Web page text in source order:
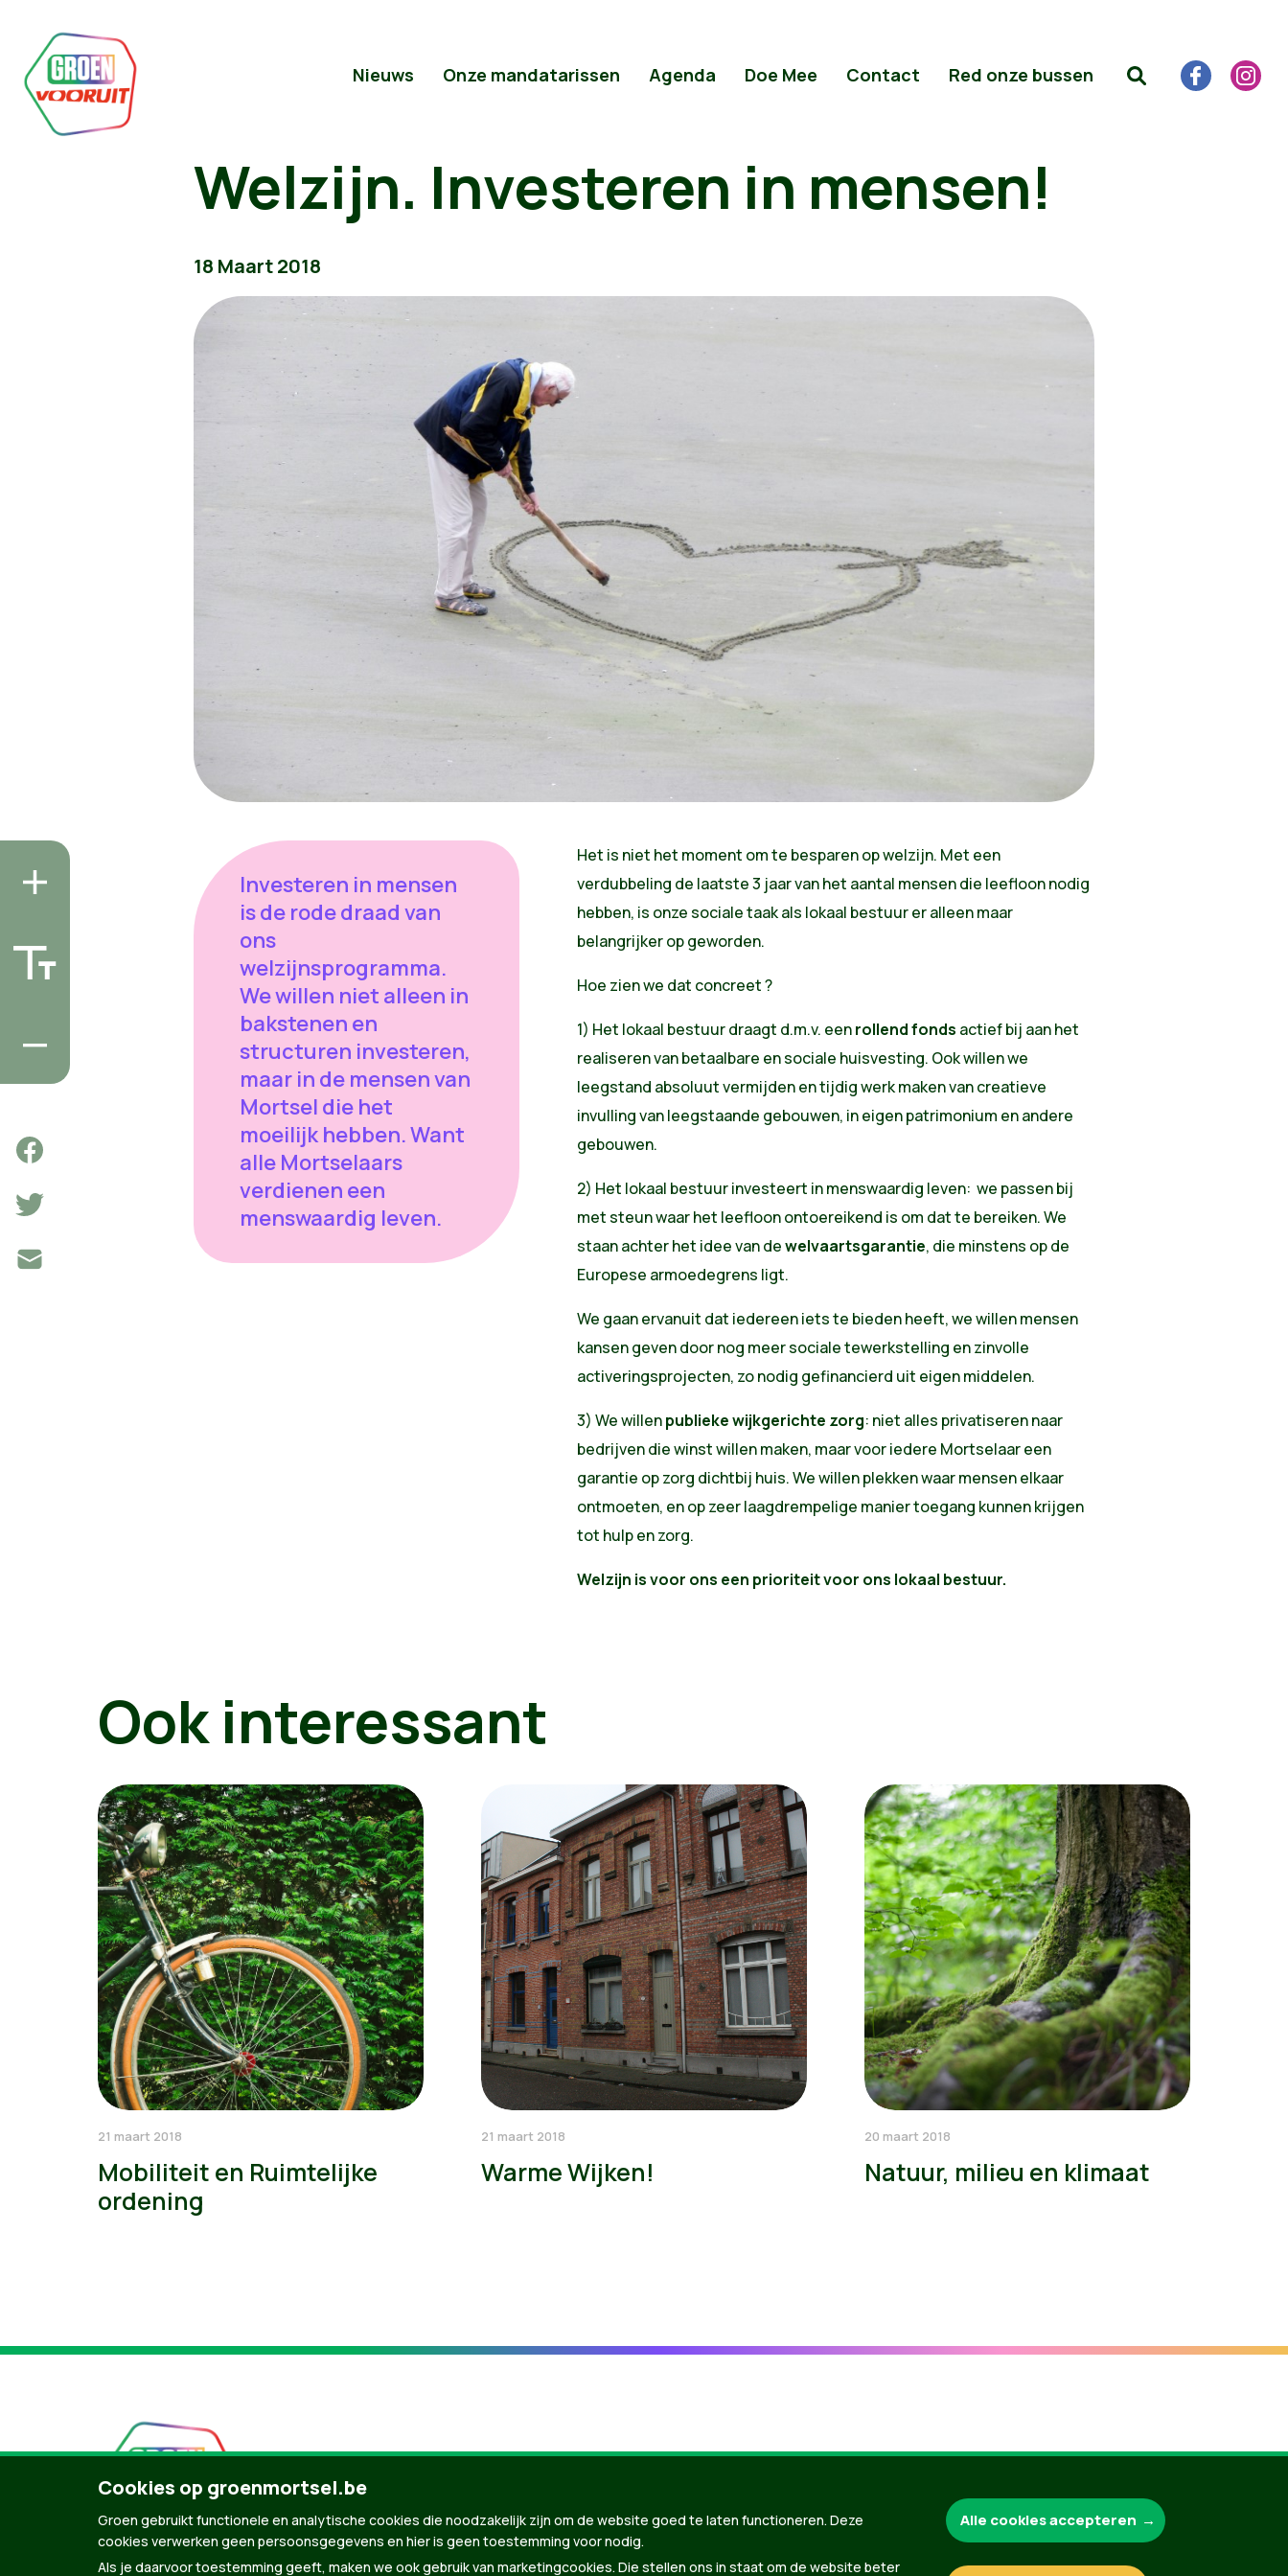
Nieuws Onze mandatarissen Agenda Doe Mee Contact Red onze bussen
Welzijn. Investeren in mensen!
18 Maart 2018
Investeren in mensen
is de rode draad van
ons
welzijnsprogramma.
We willen niet alleen in
bakstenen en
structuren investeren,
maar in de mensen van
Mortsel die het
moeilijk hebben. Want
alle Mortselaars
verdienen een
menswaardig leven.
Het is niet het moment om te besparen op welzijn. Met een
verdubbeling de laatste 3 jaar van het aantal mensen die leefloon nodig
hebben, is onze sociale taak als lokaal bestuur er alleen maar
belangrijker op geworden.
Hoe zien we dat concreet ?
1) Het lokaal bestuur draagt d.m.v. eenrollend fonds actief bij aan het
realiseren van betaalbare en sociale huisvesting. Ook willen we
leegstand absoluut vermijden en tijdig werk maken van creatieve
invulling van leegstaande gebouwen, in eigen patrimonium en andere
gebouwen.
2) Het lokaal bestuur investeert in menswaardig leven: we passen bij
met steun waar het leefloon ontoereikend is om dat te bereiken. We
staan achter het idee van dewelvaartsgarantie, die minstens op de
Europese armoedegrens ligt.
We gaan ervanuit dat iedereen iets te bieden heeft, we willen mensen
kansen geven door nog meer sociale tewerkstelling en zinvolle
activeringsprojecten, zo nodig gefinancierd uit eigen middelen.
3) We willenpublieke wijkgerichte zorg: niet alles privatiseren naar
bedrijven die winst willen maken, maar voor iedere Mortselaar een
garantie op zorg dichtbij huis. We willen plekken waar mensen elkaar
ontmoeten, en op zeer laagdrempelige manier toegang kunnen krijgen
tot hulp en zorg.
Welzijn is voor ons een prioriteit voor ons lokaal bestuur.
Ook interessant
21 maart 2018
Mobiliteit en Ruimtelijke
ordening
21 maart 2018
Warme Wijken!
20 maart 2018
Natuur, milieu en klimaat
Cookies op groenmortsel.be
Groen gebruikt functionele en analytische cookies die noodzakelijk zijn om de website goed te laten functioneren. Deze
cookies verwerken geen persoonsgegevens en hier is geen toestemming voor nodig.
Als je daarvoor toestemming geeft, maken we ook gebruik van marketingcookies. Die stellen ons in staat om de website beter
Alle cookies accepteren